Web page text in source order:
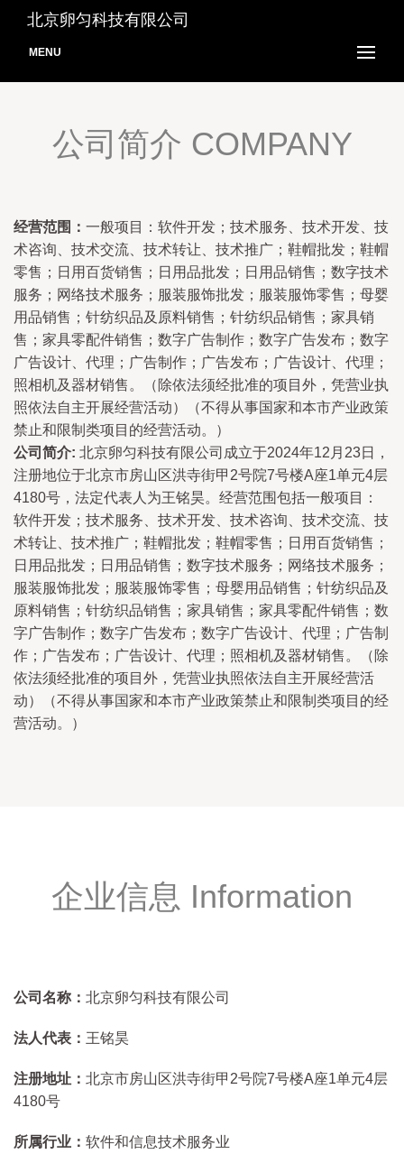
北京卵匀科技有限公司
MENU
公司简介 COMPANY
经营范围： 一般项目：软件开发；技术服务、技术开发、技
术咨询、技术交流、技术转让、技术推广；鞋帽批发；鞋帽
零售；日用百货销售；日用品批发；日用品销售；数字技术
服务；网络技术服务；服装服饰批发；服装服饰零售；母婴
用品销售；针纺织品及原料销售；针纺织品销售；家具销
售；家具零配件销售；数字广告制作；数字广告发布；数字
广告设计、代理；广告制作；广告发布；广告设计、代理；
照相机及器材销售。（除依法须经批准的项目外，凭营业执
照依法自主开展经营活动）（不得从事国家和本市产业政策
禁止和限制类项目的经营活动。）
公司简介: 北京卵匀科技有限公司成立于2024年12月23日，
注册地位于北京市房山区洪寺街甲2号院7号楼A座1单元4层
4180号，法定代表人为王铭昊。经营范围包括一般项目：
软件开发；技术服务、技术开发、技术咨询、技术交流、技
术转让、技术推广；鞋帽批发；鞋帽零售；日用百货销售；
日用品批发；日用品销售；数字技术服务；网络技术服务；
服装服饰批发；服装服饰零售；母婴用品销售；针纺织品及
原料销售；针纺织品销售；家具销售；家具零配件销售；数
字广告制作；数字广告发布；数字广告设计、代理；广告制
作；广告发布；广告设计、代理；照相机及器材销售。（除
依法须经批准的项目外，凭营业执照依法自主开展经营活
动）（不得从事国家和本市产业政策禁止和限制类项目的经
营活动。）
企业信息 Information
公司名称： 北京卵匀科技有限公司
法人代表： 王铭昊
注册地址： 北京市房山区洪寺街甲2号院7号楼A座1单元4层
4180号
所属行业： 软件和信息技术服务业